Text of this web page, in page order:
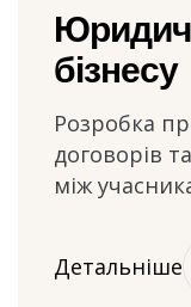
бізнесу
Розробка
договорів
між
Детальніше